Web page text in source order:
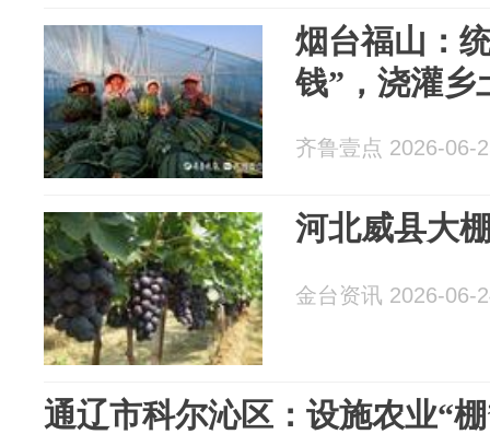
烟台福山：
钱”，浇灌乡
齐鲁壹点 2026-06-
河北威县大
金台资讯 2026-06-
通辽市科尔沁区：设施农业“